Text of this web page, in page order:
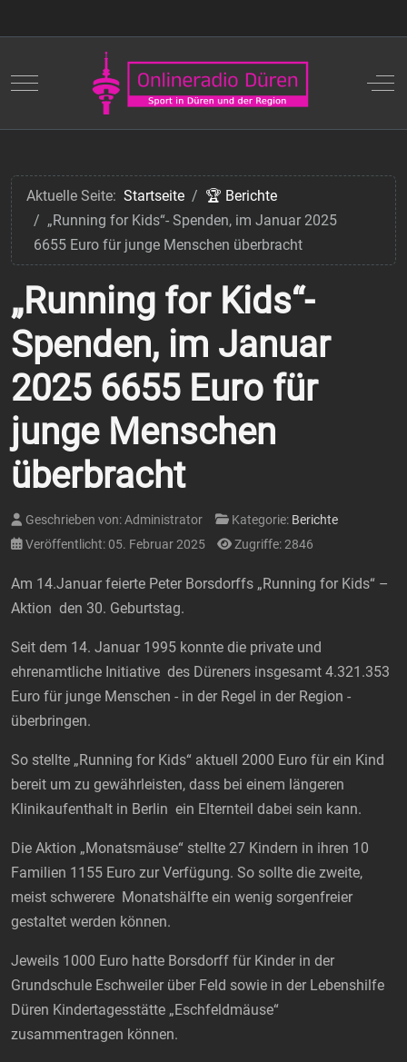
Mobile Menu Toggle Off-
Aktuelle Seite: Startseite
🏆 Berichte
„Running for Kids“- Spenden, im Januar 2025
6655 Euro für junge Menschen überbracht
„Running for Kids“-
Spenden, im Januar
2025 6655 Euro für
junge Menschen
überbracht
Geschrieben von:Administrator Kategorie: Berichte
Veröffentlicht: 05. Februar 2025
Zugriffe: 2846
Am 14.Januar feierte Peter Borsdorffs „Running for Kids“ –
Aktion den 30. Geburtstag.
Seit dem 14. Januar 1995 konnte die private und
ehrenamtliche Initiative des Düreners insgesamt 4.321.353
Euro für junge Menschen - in der Regel in der Region -
überbringen.
So stellte „Running for Kids“ aktuell 2000 Euro für ein Kind
bereit um zu gewährleisten, dass bei einem längeren
Klinikaufenthalt in Berlin ein Elternteil dabei sein kann.
Die Aktion „Monatsmäuse“ stellte 27 Kindern in ihren 10
Familien 1155 Euro zur Verfügung. So sollte die zweite,
meist schwerere Monatshälfte ein wenig sorgenfreier
gestaltet werden können.
Jeweils 1000 Euro hatte Borsdorff für Kinder in der
Grundschule Eschweiler über Feld sowie in der Lebenshilfe
Düren Kindertagesstätte „Eschfeldmäuse“
zusammentragen können.